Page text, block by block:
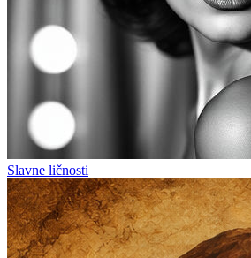
Slavne ličnosti